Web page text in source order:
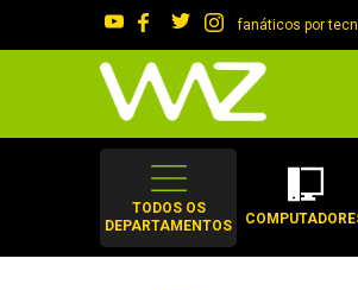
fanáticos por
O
TODOS OS
DEPARTAMENTOS